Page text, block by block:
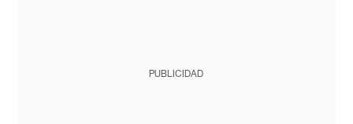
PUBLICIDAD